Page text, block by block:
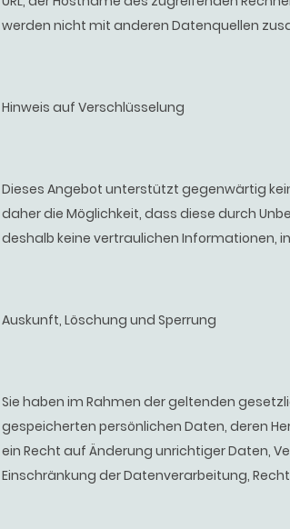
werden nicht mit anderen Datenquellen
Hinweis auf Verschlüsselung
Dieses Angebot unterstützt gegenwärtig
daher die Möglichkeit, dass diese durch
deshalb keine vertraulichen Informationen,
Auskunft, Löschung und Sperrung
Sie haben im Rahmen der geltenden
gespeicherten persönlichen Daten, deren
ein Recht auf Änderung unrichtiger Daten,
Einschränkung der Datenverarbeitung,